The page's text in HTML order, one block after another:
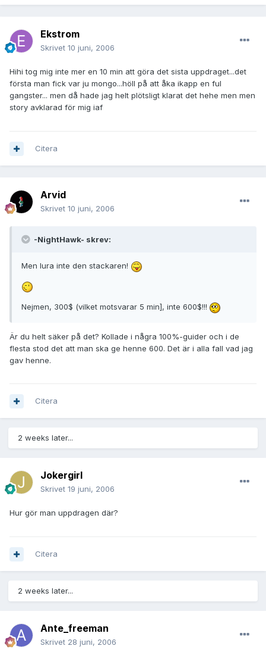
Ekstrom
Skrivet 10 juni, 2006
Hihi tog mig inte mer en 10 min att göra det sista uppdraget...det
första man fick var ju mongo...höll på att åka ikapp en ful
gangster... men då hade jag helt plötsligt klarat det hehe men men
story avklarad för mig iaf
Citera
Arvid
Skrivet 10 juni, 2006
-NightHawk- skrev:
Men lura inte den stackaren!
Nejmen, 300$ (vilket motsvarar 5 min], inte 600$!!!
Är du helt säker på det? Kollade i några 100%-guider och i de
flesta stod det att man ska ge henne 600. Det är i alla fall vad jag
gav henne.
Citera
2 weeks later...
Jokergirl
Skrivet 19 juni, 2006
Hur gör man uppdragen där?
Citera
2 weeks later...
Ante_freeman
Skrivet 28 juni, 2006